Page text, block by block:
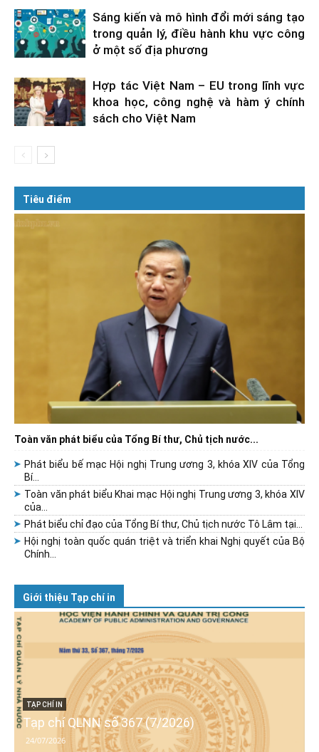
Sáng kiến và mô hình đổi mới sáng tạo
trong quản lý, điều hành khu vực công
ở một số địa phương
Hợp tác Việt Nam – EU trong lĩnh vực
khoa học, công nghệ và hàm ý chính
sách cho Việt Nam
Tiêu điểm
Toàn văn phát biểu của Tổng Bí thư, Chủ tịch nước...
Phát biểu bế mạc Hội nghị Trung ương 3, khóa XIV của Tổng
Bí...
Toàn văn phát biểu Khai mạc Hội nghị Trung ương 3, khóa XIV
của...
Phát biểu chỉ đạo của Tổng Bí thư, Chủ tịch nước Tô Lâm tại...
Hội nghị toàn quốc quán triệt và triển khai Nghị quyết của Bộ
Chính...
Giới thiệu Tạp chí in
TẠP CHÍ IN
Tạp chí QLNN số 367 (7/2026)
24/07/2026